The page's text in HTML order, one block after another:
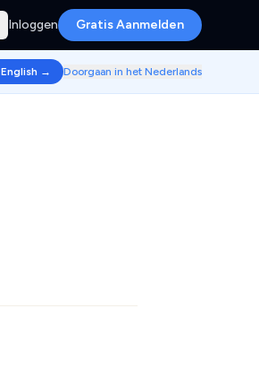
Inloggen Gratis Aanmelden
→ Doorgaan in het Nederlands